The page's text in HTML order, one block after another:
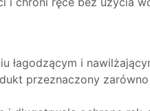
łagodzącym i
przeznaczony